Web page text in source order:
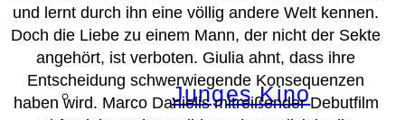
Junges Kino
und lernt durch ihn eine völlig andere Welt kennen.
Doch die Liebe zu einem Mann, der nicht der Sekte
angehört, ist verboten. Giulia ahnt, dass ihre
Entscheidung schwerwiegende Konsequenzen
haben wird. Marco Danielis mitreißender Debutfilm